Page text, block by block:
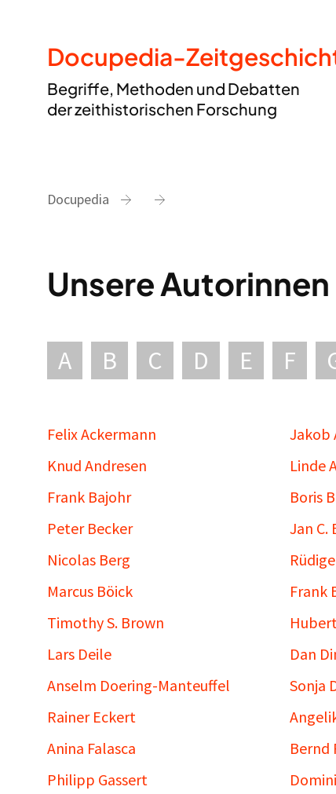
Docupedia-
Begriffe, Methoden und Debatten
der zeithistorischen Forschung
Docupedia
Unsere
A B C D E F
Felix Ackermann Jakob
Knud Andresen
Linde
Frank Bajohr
Boris
Peter Becker
Jan C.
Nicolas Berg
Marcus Böick
Frank
Timothy S. Brown
Lars Deile
Dan
Anselm Doering-Manteuffel
Sonja
Rainer Eckert
Anina Falasca
Bernd
Philipp Gassert